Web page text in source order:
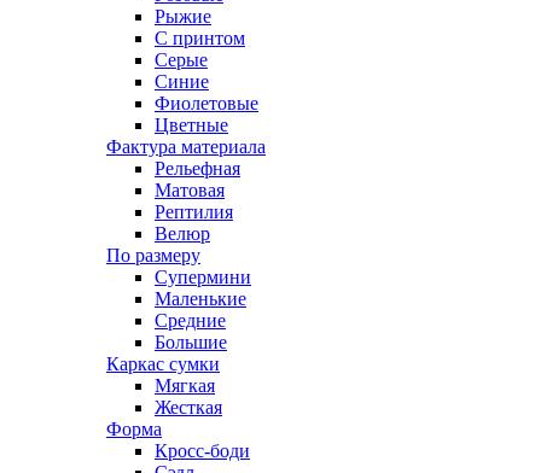
Рыжие
С принтом
Серые
Синие
Фиолетовые
Цветные
Фактура материала
Рельефная
Матовая
Рептилия
Велюр
По размеру
Супермини
Маленькие
Средние
Большие
Каркас сумки
Мягкая
Жесткая
Форма
Кросс-боди